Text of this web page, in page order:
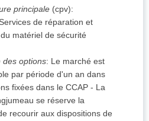
principale (cpv):
Services de réparation et
matériel de sécurité
des options: Le marché est
par période d'un an dans
fixées dans le CCAP - La
se réserve la
recourir aux dispositions de